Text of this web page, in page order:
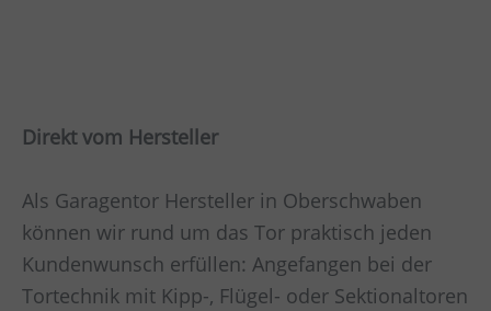
Direkt vom Hersteller
Als Garagentor Hersteller in Oberschwaben
können wir rund um das Tor praktisch jeden
Kundenwunsch erfüllen: Angefangen bei der
Tortechnik mit Kipp-, Flügel- oder Sektionaltoren